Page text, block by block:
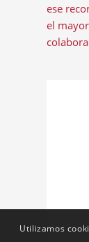
ese
el
Utilizamos